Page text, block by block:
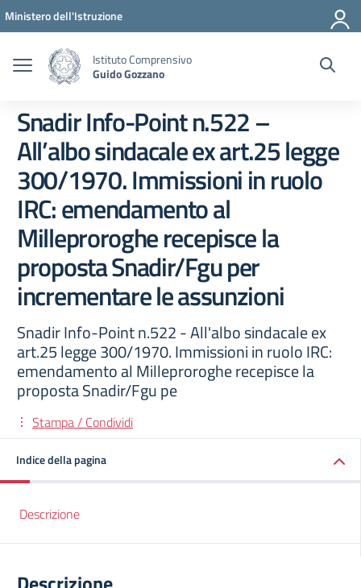
Vai ai contenuti
Vai al menu di navigazione
Vai al footer
Ministero dell'Istruzione
Istituto Comprensivo
Guido Gozzano
Snadir Info-Point n.522 –
All’albo sindacale ex art.25 legge
300/1970. Immissioni in ruolo
IRC: emendamento al
Milleproroghe recepisce la
proposta Snadir/Fgu per
incrementare le assunzioni
Snadir Info-Point n.522 - All'albo sindacale ex
art.25 legge 300/1970. Immissioni in ruolo IRC:
emendamento al Milleproroghe recepisce la
proposta Snadir/Fgu pe
Stampa / Condividi
Indice della pagina
Descrizione